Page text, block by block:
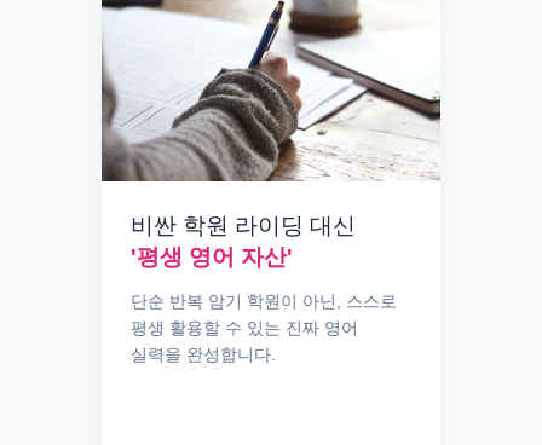
비싼 학원 라이딩 대신
'평생 영어 자산'
단순 반복 암기 학원이 아닌, 스스로
평생 활용할 수 있는 진짜 영어
실력을 완성합니다.